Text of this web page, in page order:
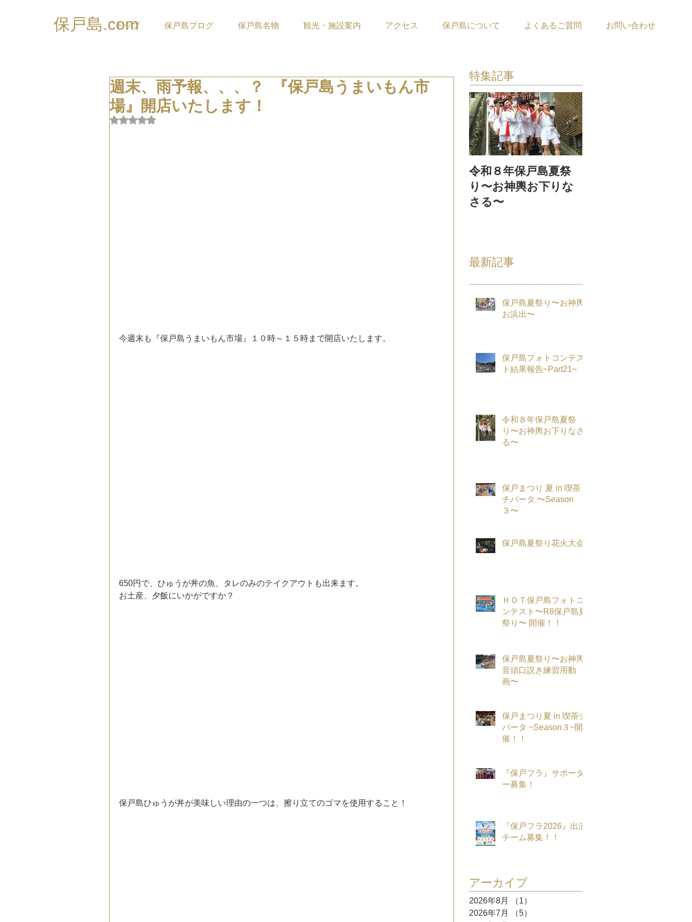
保戸島.com
トップ 保戸島ブログ 保戸島名物 観光・施設案内 アクセス 保戸島について よくあるご質問 お問い合わせ
週末、雨予報、、、？ 『保戸島うまいもん市
場』開店いたします！
5つ星のうちNaNと評価されています。
今週末も『保戸島うまいもん市場』１０時～１５時まで開店いたします。
650円で、ひゅうが丼の魚、タレのみのテイクアウトも出来ます。
お土産、夕飯にいかがですか？
保戸島ひゅうが丼が美味しい理由の一つは、擦り立てのゴマを使用すること！
特集記事
令和８年保戸島夏祭
り〜お神輿お下りな
さる〜
最新記事
保戸島夏祭り〜お神輿
お浜出〜
保戸島フォトコンテス
ト結果報告~Part21~
令和８年保戸島夏祭
り〜お神輿お下りなさ
る〜
保戸まつり 夏 in 喫茶
チパータ 〜Season
３〜
保戸島夏祭り花火大会
ＨＯＴ保戸島フォトコ
ンテスト〜R8保戸島夏
祭り〜 開催！！
保戸島夏祭り〜お神輿
音頭口説き練習用動
画〜
保戸まつり夏 in 喫茶チ
パータ ~Season３~開
催！！
『保戸フラ』サポータ
ー募集！
『保戸フラ2026』出演
チーム募集！！
アーカイブ
2026年8月 （1）
2026年7月
（5）